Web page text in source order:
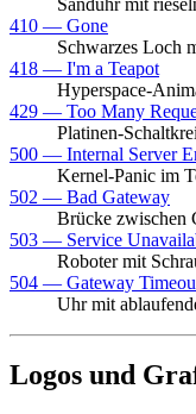
410 — Gone
Schwarzes Loch
418 — I'm a Teapot
Hyperspace-
429 — Too Many
Platinen-
500 — Internal Server
Kernel-Panic im
502 — Bad Gateway
Brücke zwischen
503 — Service
Roboter mit
504 — Gateway
Uhr mit
Logos und